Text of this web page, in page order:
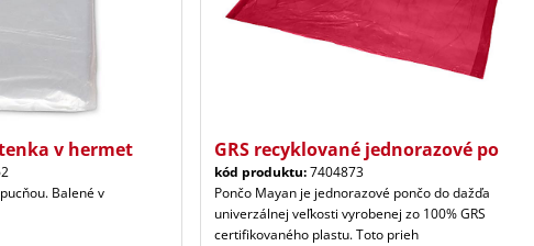
v hermet
Balené v
GRS recyklované jednorazové po
kód produktu:7404873
Pončo Mayan je jednorazové pončo do dažďa
univerzálnej veľkosti vyrobenej zo 100% GRS
certifikovaného plastu. Toto prieh